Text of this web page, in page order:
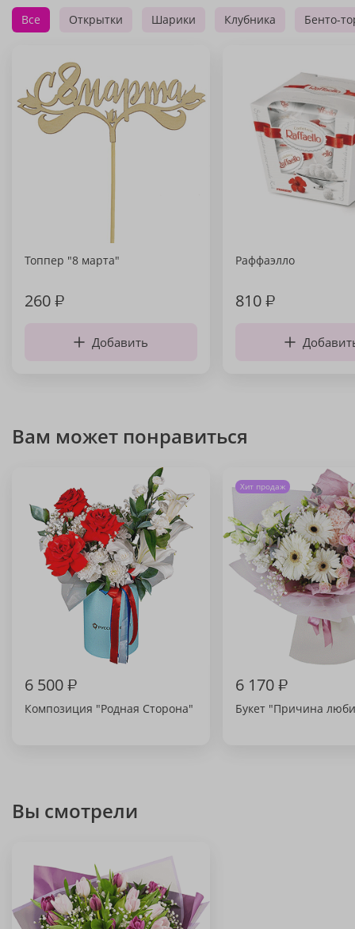
Все Открытки Шарики Клубника Бенто-
Топпер "8 марта"
260₽
Добавить
Раффаэлло
810₽
Вам может понравиться
6 500₽
Композиция "Родная Сторона"
Хит продаж
6 170₽
Букет "Причина
Вы смотрели